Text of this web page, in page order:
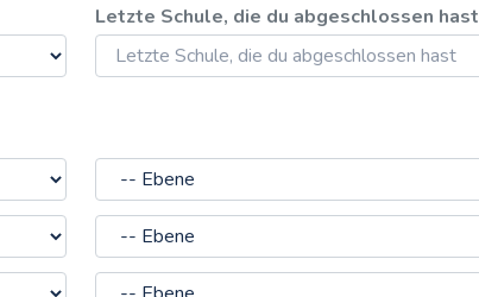
Letzte Schule, die du abgeschlossen hast